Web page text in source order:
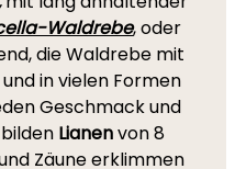
Waldrebe, oder
die Waldrebe mit
in vielen Formen
Geschmack und
Lianenvon 8
Zäune erklimmen